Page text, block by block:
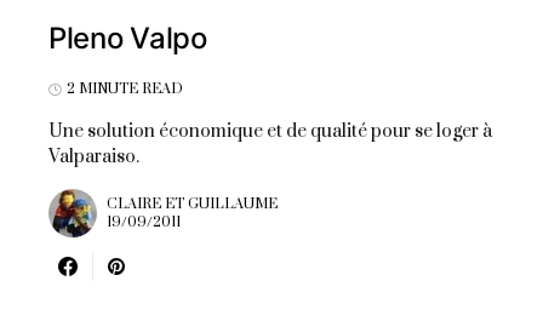
Pleno Valpo
2 MINUTE READ
Une solution économique et de qualité pour se loger à
Valparaiso.
CLAIRE ET GUILLAUME
19/09/2011